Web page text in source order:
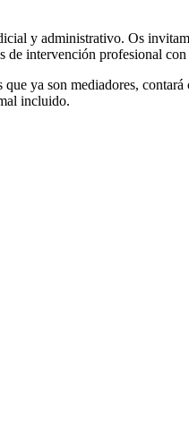
y administrativo. Os
de intervención profesional
ya son mediadores,
incluido.